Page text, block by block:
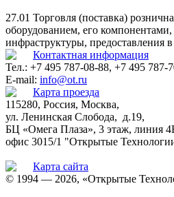
27.01 Торговля (поставка)
оборудованием, его
инфраструктуры, предоставления
Контактная информация
Тел.: +7 495 787-08-88, +7 495 787-
E-mail: info@ot.ru
Карта проезда
115280, Россия, Москва,
ул. Ленинская Слобода, д.19,
БЦ «Омега Плаза», 3 этаж, линия
офис 3015/1 "Открытые
Карта сайта
© 1994 — 2026, «Открытые